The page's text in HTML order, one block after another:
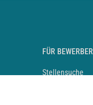
FÜR BEWERBER
Stellensuche